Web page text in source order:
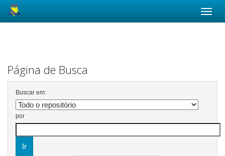
Página de Busca
Buscar em:
por